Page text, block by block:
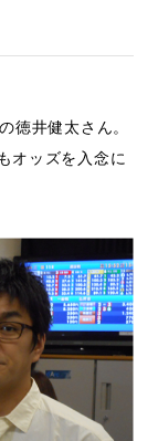
徳井健太さん。
オッズを入念に